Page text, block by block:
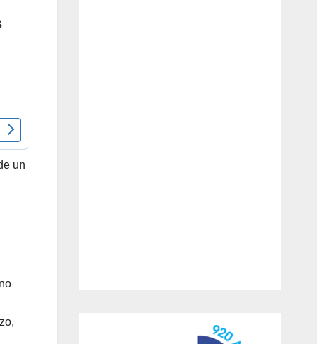
un